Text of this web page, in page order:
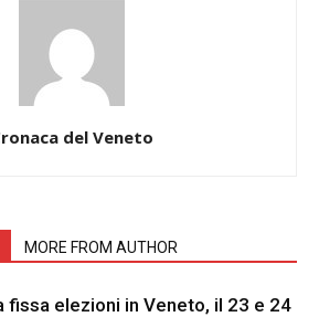
del Veneto
MORE FROM AUTHOR
fissa elezioni in Veneto, il 23 e 24